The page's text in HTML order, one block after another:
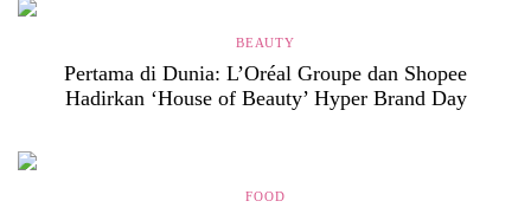
BEAUTY
Pertama di Dunia: L’Oréal Groupe dan Shopee
Hadirkan ‘House of Beauty’ Hyper Brand Day
FOOD